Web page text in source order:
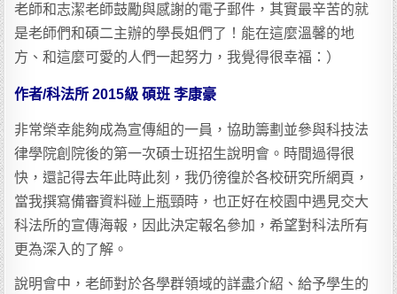
老師和志潔老師鼓勵與感謝的電子郵件，其實最辛苦的就
是老師們和碩二主辦的學長姐們了！能在這麼溫馨的地
方、和這麼可愛的人們一起努力，我覺得很幸福：）
作者/科法所 2015級 碩班 李康豪
非常榮幸能夠成為宣傳組的一員，協助籌劃並參與科技法
律學院創院後的第一次碩士班招生說明會。時間過得很
快，還記得去年此時此刻，我仍徬徨於各校研究所網頁，
當我撰寫備審資料碰上瓶頸時，也正好在校園中遇見交大
科法所的宣傳海報，因此決定報名參加，希望對科法所有
更為深入的了解。
說明會中，老師對於各學群領域的詳盡介紹、給予學生的